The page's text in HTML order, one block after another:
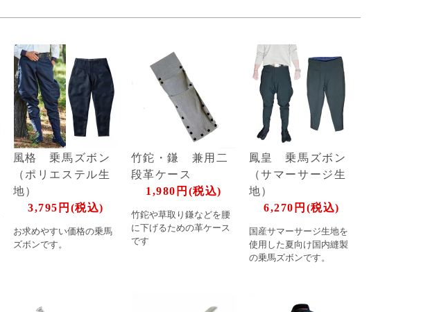
風格 乗馬ズボン
（ポリエステル生
地）
3,795円(税込)
お求めやすい価格の乗馬
ズボンです。
竹鉈・鎌 兼用二
段革ケース
1,980円(税込)
竹鉈や草取り鎌などを腰
に下げるための革ケース
です
鳳皇 乗馬ズボン
（サマーサージ生
地）
6,270円(税込)
国産サマーサージ生地を
使用した夏向け国内縫製
の乗馬ズボンです。